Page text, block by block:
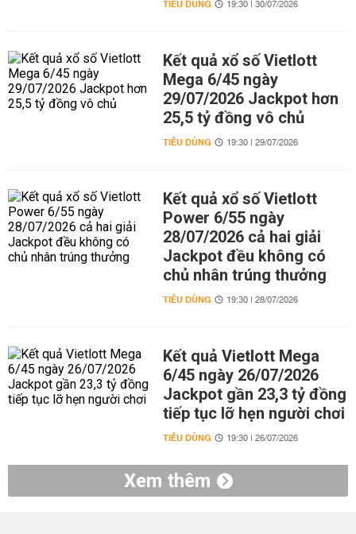
TIÊU DÙNG 19:30 | 30/07/2026
Kết quả xổ số Vietlott
Mega 6/45 ngày
29/07/2026 Jackpot hơn
25,5 tỷ đồng vô chủ
TIÊU DÙNG 19:30 | 29/07/2026
Kết quả xổ số Vietlott
Power 6/55 ngày
28/07/2026 cả hai giải
Jackpot đều không có
chủ nhân trúng thưởng
TIÊU DÙNG 19:30 | 28/07/2026
Kết quả Vietlott Mega
6/45 ngày 26/07/2026
Jackpot gần 23,3 tỷ đồng
tiếp tục lỡ hẹn người chơi
TIÊU DÙNG 19:30 | 26/07/2026
Xem thêm